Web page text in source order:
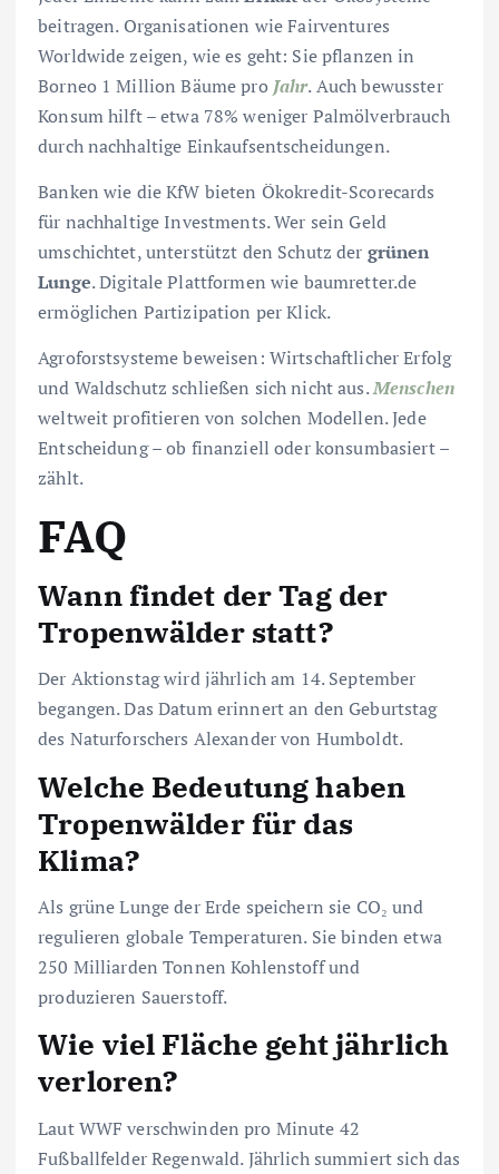
beitragen. Organisationen wie Fairventures
Worldwide zeigen, wie es geht: Sie pflanzen in
Borneo 1 Million Bäume pro Jahr. Auch bewusster
Konsum hilft – etwa 78% weniger Palmölverbrauch
durch nachhaltige Einkaufsentscheidungen.
Banken wie die KfW bieten Ökokredit-Scorecards
für nachhaltige Investments. Wer sein Geld
umschichtet, unterstützt den Schutz der grünen
Lunge. Digitale Plattformen wie baumretter.de
ermöglichen Partizipation per Klick.
Agroforstsysteme beweisen: Wirtschaftlicher Erfolg
und Waldschutz schließen sich nicht aus.Menschen
weltweit profitieren von solchen Modellen. Jede
Entscheidung – ob finanziell oder konsumbasiert –
zählt.
FAQ
Wann findet der Tag der
Tropenwälder statt?
Der Aktionstag wird jährlich am 14. September
begangen. Das Datum erinnert an den Geburtstag
des Naturforschers Alexander von Humboldt.
Welche Bedeutung haben
Tropenwälder für das
Klima?
Als grüne Lunge der Erde speichern sie CO₂ und
regulieren globale Temperaturen. Sie binden etwa
250 Milliarden Tonnen Kohlenstoff und
produzieren Sauerstoff.
Wie viel Fläche geht jährlich
verloren?
Laut WWF verschwinden pro Minute 42
Fußballfelder Regenwald. Jährlich summiert sich das